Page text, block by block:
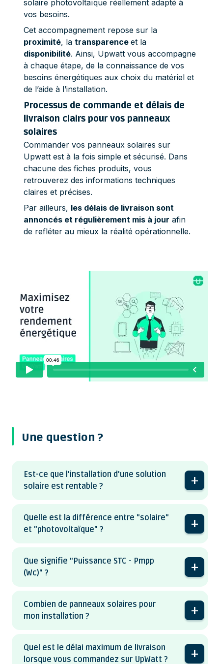
solaire photovoltaïque réellement adapté à
vos besoins.
Cet accompagnement repose sur la
proximité, la transparence et la
disponibilité. Ainsi, Upwatt vous accompagne
à chaque étape, de la connaissance de vos
besoins énergétiques aux choix du matériel et
de l’aide à l’installation.
Processus de commande et délais de
livraison clairs pour vos panneaux
solaires
Commander vos panneaux solaires sur
Upwatt est à la fois simple et sécurisé. Dans
chacune des fiches produits, vous
retrouverez des informations techniques
claires et précises.
Par ailleurs, les délais de livraison sont
annoncés et régulièrement mis à jour afin
de refléter au mieux la réalité opérationnelle.
Une question ?
Est-ce que l'installation d'une solution
solaire est rentable ?
Quelle est la différence entre "solaire"
et "photovoltaïque" ?
Que signifie "Puissance STC - Pmpp
(Wc)" ?
Combien de panneaux solaires pour
mon installation ?
Quel est le délai maximum de livraison
lorsque vous commandez sur UpWatt ?